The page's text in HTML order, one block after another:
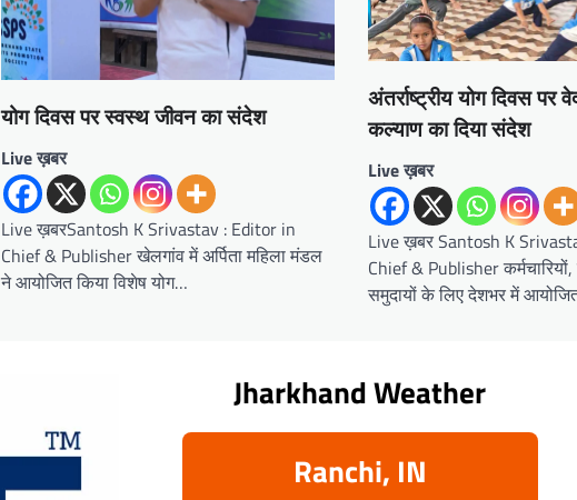
योग दिवस पर स्वस्थ जीवन का संदेश
Live ख़बर
Live ख़बरSantosh K Srivastav : Editor in
Chief & Publisher खेलगांव में अर्पिता महिला मंडल
ने आयोजित किया विशेष योग…
अंतर्राष्ट्रीय योग दिवस पर
कल्याण का दिया संदेश
Live ख़बर
Live ख़बर Santosh K
Chief & Publisher कर्मचारियों,
समुदायों के लिए देशभर में
Jharkhand Weather
Ranchi, IN